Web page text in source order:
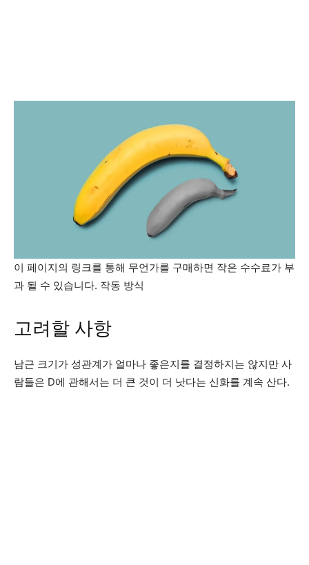
이 페이지의 링크를 통해 무언가를 구매하면 작은 수수료가 부
과 될 수 있습니다. 작동 방식
고려할 사항
남근 크기가 성관계가 얼마나 좋은지를 결정하지는 않지만 사
람들은 D에 관해서는 더 큰 것이 더 낫다는 신화를 계속 산다.